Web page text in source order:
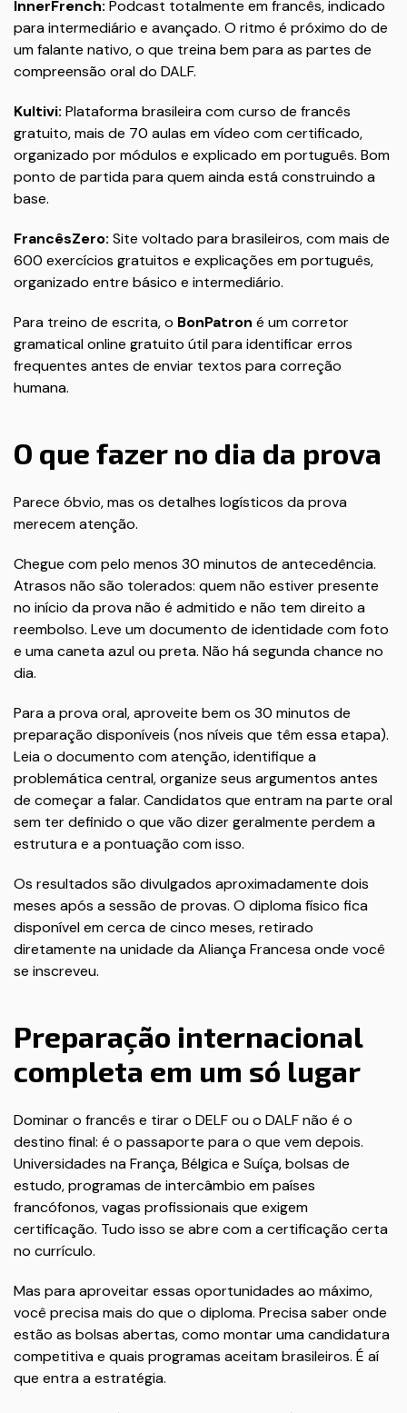
InnerFrench: Podcast totalmente em francês, indicado
para intermediário e avançado. O ritmo é próximo do de
um falante nativo, o que treina bem para as partes de
compreensão oral do DALF.
Kultivi: Plataforma brasileira com curso de francês
gratuito, mais de 70 aulas em vídeo com certificado,
organizado por módulos e explicado em português. Bom
ponto de partida para quem ainda está construindo a
base.
FrancêsZero: Site voltado para brasileiros, com mais de
600 exercícios gratuitos e explicações em português,
organizado entre básico e intermediário.
Para treino de escrita, o BonPatron é um corretor
gramatical online gratuito útil para identificar erros
frequentes antes de enviar textos para correção
humana.
O que fazer no dia da prova
Parece óbvio, mas os detalhes logísticos da prova
merecem atenção.
Chegue com pelo menos 30 minutos de antecedência.
Atrasos não são tolerados: quem não estiver presente
no início da prova não é admitido e não tem direito a
reembolso. Leve um documento de identidade com foto
e uma caneta azul ou preta. Não há segunda chance no
dia.
Para a prova oral, aproveite bem os 30 minutos de
preparação disponíveis (nos níveis que têm essa etapa).
Leia o documento com atenção, identifique a
problemática central, organize seus argumentos antes
de começar a falar. Candidatos que entram na parte oral
sem ter definido o que vão dizer geralmente perdem a
estrutura e a pontuação com isso.
Os resultados são divulgados aproximadamente dois
meses após a sessão de provas. O diploma físico fica
disponível em cerca de cinco meses, retirado
diretamente na unidade da Aliança Francesa onde você
se inscreveu.
Preparação internacional
completa em um só lugar
Dominar o francês e tirar o DELF ou o DALF não é o
destino final: é o passaporte para o que vem depois.
Universidades na França, Bélgica e Suíça, bolsas de
estudo, programas de intercâmbio em países
francófonos, vagas profissionais que exigem
certificação. Tudo isso se abre com a certificação certa
no currículo.
Mas para aproveitar essas oportunidades ao máximo,
você precisa mais do que o diploma. Precisa saber onde
estão as bolsas abertas, como montar uma candidatura
competitiva e quais programas aceitam brasileiros. É aí
que entra a estratégia.